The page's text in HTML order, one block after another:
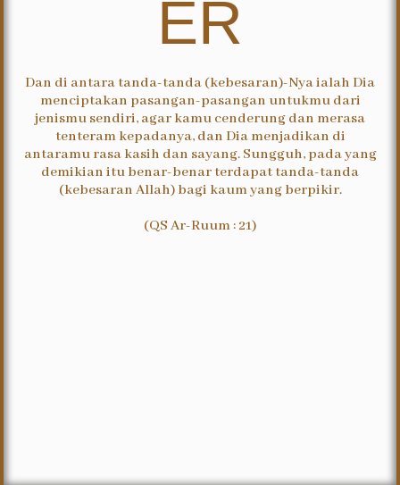
ER
Dan di antara tanda-tanda (kebesaran)-Nya ialah Dia
menciptakan pasangan-pasangan untukmu dari
jenismu sendiri, agar kamu cenderung dan merasa
tenteram kepadanya, dan Dia menjadikan di
antaramu rasa kasih dan sayang. Sungguh, pada yang
demikian itu benar-benar terdapat tanda-tanda
(kebesaran Allah) bagi kaum yang berpikir.
(QS Ar-Ruum : 21)